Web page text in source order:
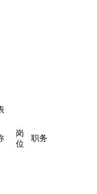
岗
位
职务